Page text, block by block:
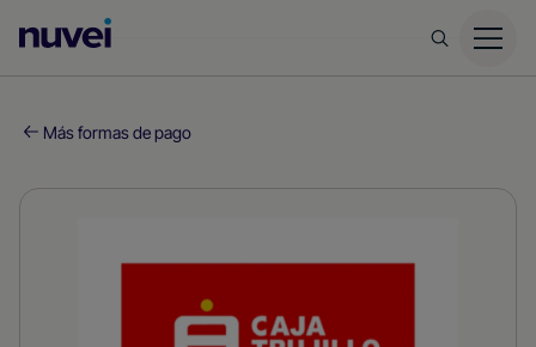
principal
Nuvei
Más formas de pago